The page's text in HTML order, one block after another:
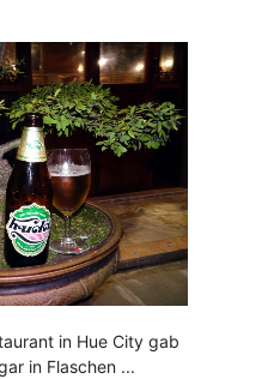
in Hue City gab
in Flaschen ...